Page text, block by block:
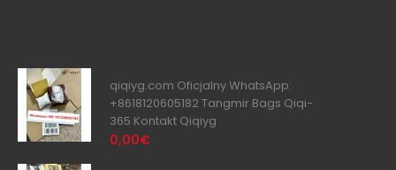
qiqiyg.com Oficjalny WhatsApp:
+8618120605182 Tangmir Bags Qiqi-
365 Kontakt Qiqiyg
0,00€